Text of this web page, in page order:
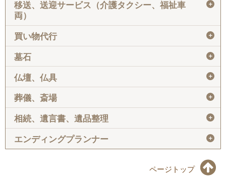
移送、送迎サービス（介護タクシー、福祉車
両）
＋
買い物代行 ＋
墓石 ＋
仏壇、仏具 ＋
葬儀、斎場 ＋
相続、遺言書、遺品整理 ＋
エンディングプランナー ＋
ページトップ